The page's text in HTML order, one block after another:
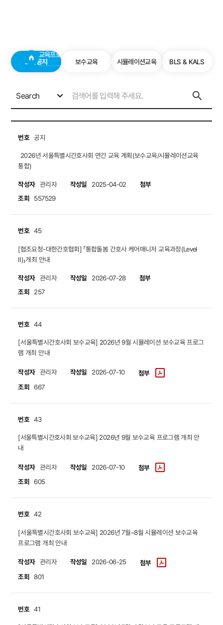
교육프로그램
교육공지 보수교육 시뮬레이션교육 BLS & KALS
Search
번호 공지
2026년 서울특별시간호사회 연간 교육 계획(보수교육/시뮬레이션교육
통합)
작성자 관리자 작성일 2025-04-02
첨부
조회 557529
번호 45
[협조요청-대한간호협회] 「통합돌봄 간호사 케어매니저 교육과정(Level
Ⅱ)」개최 안내
작성자 관리자 작성일 2026-07-28
첨부
조회 257
번호 44
​​​​​​​[서울특별시간호사회 보수교육] 2026년 9월 시뮬레이션 보수교육 프로그
램 개최 안내
작성자 관리자 작성일 2026-07-10
첨부
조회 667
번호 43
[서울특별시간호사회 보수교육] 2026년 9월 보수교육 프로그램 개최 안
내
작성자 관리자 작성일 2026-07-10
첨부
조회 605
번호 42
​​​​​​​[서울특별시간호사회 보수교육] 2026년 7월~8월 시뮬레이션 보수교육
프로그램 개최 안내
작성자 관리자 작성일 2026-06-25
첨부
조회 801
번호 41